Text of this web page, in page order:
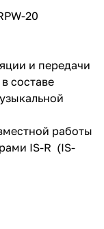
20
и передачи
составе
работы
IS-R (IS-